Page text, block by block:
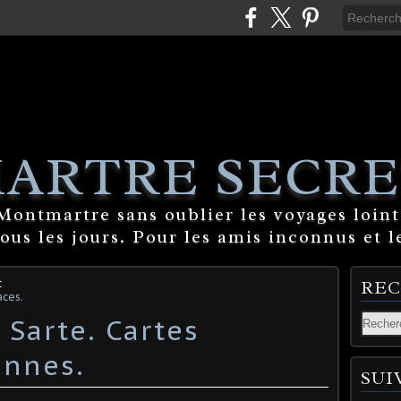
sans oublier les voyages
les jours. Pour les amis inconnus et
Cartes